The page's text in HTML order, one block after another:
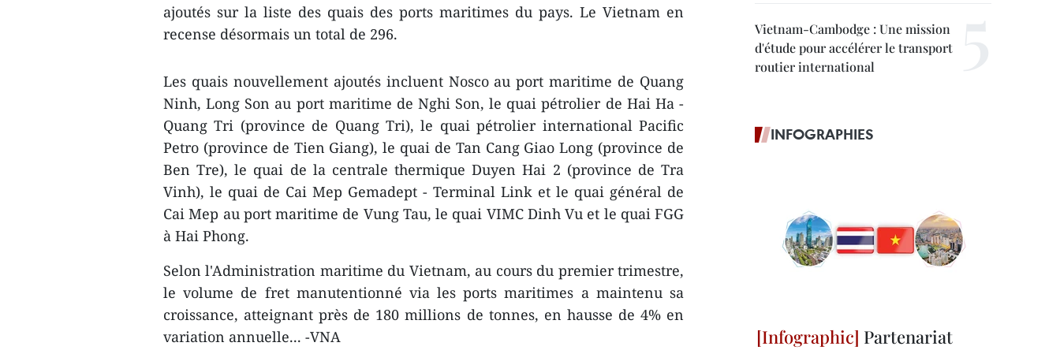
ajoutés sur la liste des quais des ports maritimes du pays. Le Vietnam en
recense désormais un total de 296.
Les quais nouvellement ajoutés incluent Nosco au port maritime de Quang
Ninh, Long Son au port maritime de Nghi Son, le quai pétrolier de Hai Ha -
Quang Tri (province de Quang Tri), le quai pétrolier international Pacific
Petro (province de Tien Giang), le quai de Tan Cang Giao Long (province de
Ben Tre), le quai de la centrale thermique Duyen Hai 2 (province de Tra
Vinh), le quai de Cai Mep Gemadept - Terminal Link et le quai général de
Cai Mep au port maritime de Vung Tau, le quai VIMC Dinh Vu et le quai FGG
à Hai Phong.
Selon l'Administration maritime du Vietnam, au cours du premier trimestre,
le volume de fret manutentionné via les ports maritimes a maintenu sa
croissance, atteignant près de 180 millions de tonnes, en hausse de 4% en
variation annuelle... -VNA
Vietnam-Cambodge : Une mission
d'étude pour accélérer le transport
routier international
INFOGRAPHIES
Partenariat